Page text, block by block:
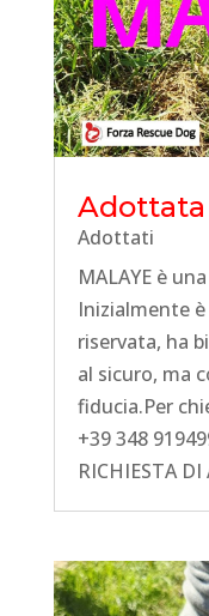
Adottata
Adottati
MALAYE è
Inizialmente
riservata, ha
al sicuro, ma
fiducia.Per
+39 348
RICHIESTA